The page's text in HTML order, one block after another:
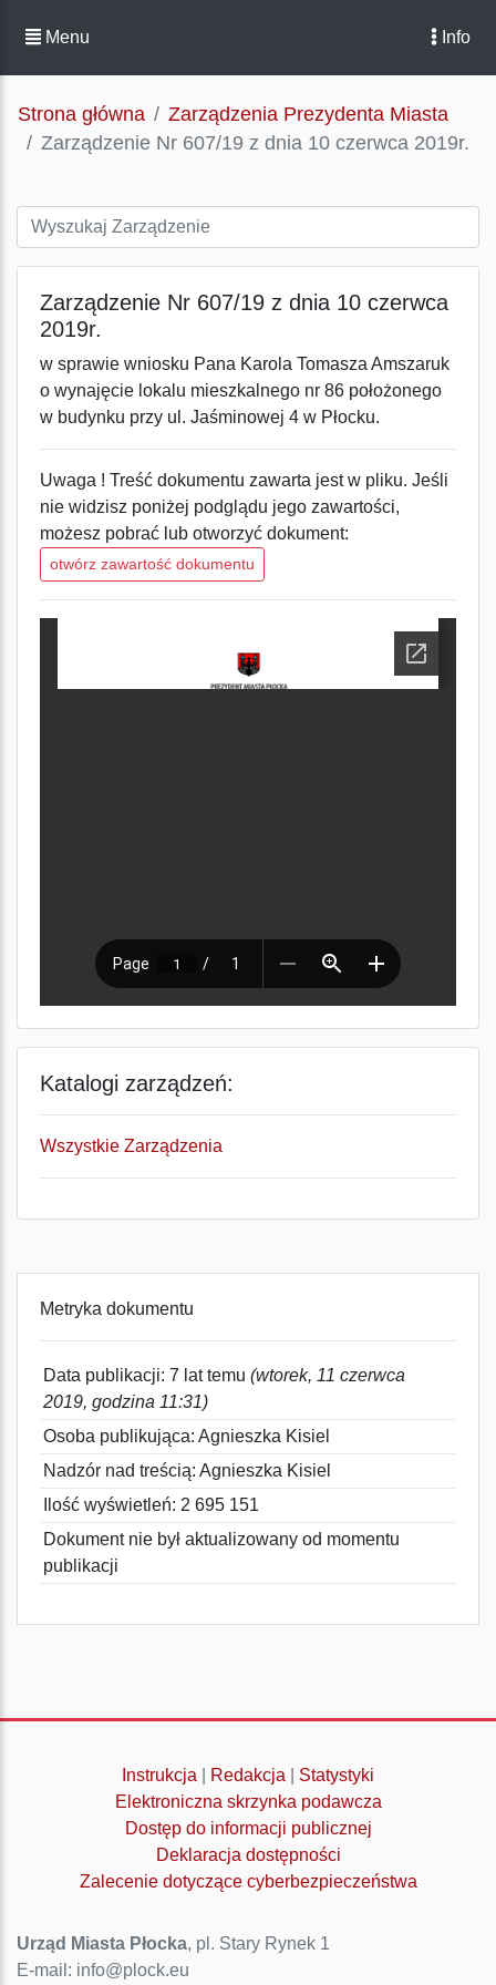
Menu Info
Strona główna
Zarządzenia Prezydenta Miasta
Zarządzenie Nr 607/19 z dnia 10 czerwca 2019r.
Zarządzenie Nr 607/19 z dnia 10 czerwca
2019r.
w sprawie wniosku Pana Karola Tomasza Amszaruk
o wynajęcie lokalu mieszkalnego nr 86 położonego
w budynku przy ul. Jaśminowej 4 w Płocku.
Uwaga ! Treść dokumentu zawarta jest w pliku. Jeśli
nie widzisz poniżej podglądu jego zawartości,
możesz pobrać lub otworzyć dokument:
otwórz zawartość dokumentu
Katalogi zarządzeń:
Wszystkie Zarządzenia
Metryka dokumentu
Data publikacji: 7 lat temu (wtorek, 11 czerwca
2019, godzina 11:31)
Osoba publikująca: Agnieszka Kisiel
Nadzór nad treścią: Agnieszka Kisiel
Ilość wyświetleń: 2 695 151
Dokument nie był aktualizowany od momentu
publikacji
Instrukcja Redakcja
Statystyki
Elektroniczna skrzynka podawcza
Dostęp do informacji publicznej
Deklaracja dostępności
Zalecenie dotyczące cyberbezpieczeństwa
Urząd Miasta Płocka, pl. Stary Rynek 1
E-mail: info@plock.eu